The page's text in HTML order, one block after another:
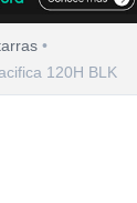
120H BLK